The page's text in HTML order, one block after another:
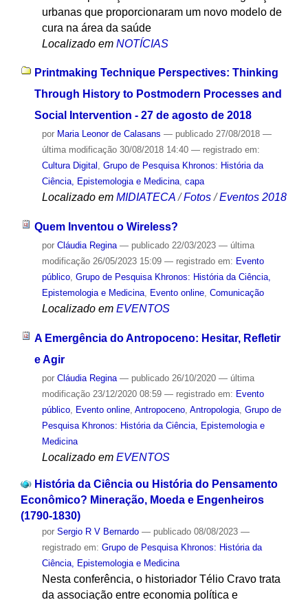
urbanas que proporcionaram um novo modelo de
cura na área da saúde
Localizado em NOTÍCIAS
Printmaking Technique Perspectives: Thinking
Through History to Postmodern Processes and
Social Intervention - 27 de agosto de 2018
por Maria Leonor de Calasans — publicado27/08/2018 —
última modificação30/08/2018 14:40 — registrado em:
Cultura Digital , Grupo de Pesquisa Khronos: História da
Ciência, Epistemologia e Medicina, capa
Localizado em MIDIATECA /Fotos /Eventos 2018
Quem Inventou o Wireless?
por Cláudia Regina — publicado22/03/2023 — última
modificação26/05/2023 15:09 — registrado em: Evento
público, Grupo de Pesquisa Khronos: História da Ciência,
Epistemologia e Medicina, Evento online, Comunicação
Localizado em EVENTOS
A Emergência do Antropoceno: Hesitar, Refletir
e Agir
por Cláudia Regina — publicado26/10/2020 — última
modificação23/12/2020 08:59 — registrado em: Evento
público, Evento online, Antropoceno, Antropologia, Grupo de
Pesquisa Khronos: História da Ciência, Epistemologia e
Medicina
Localizado em EVENTOS
História da Ciência ou História do Pensamento
Econômico? Mineração, Moeda e Engenheiros
(1790-1830)
por Sergio R V Bernardo — publicado08/08/2023 —
registrado em: Grupo de Pesquisa Khronos: História da
Ciência, Epistemologia e Medicina
Nesta conferência, o historiador Télio Cravo trata
da associação entre economia política e